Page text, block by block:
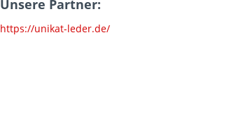
Unsere Partner:
https://unikat-leder.de/